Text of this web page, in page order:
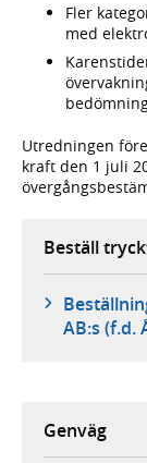
Fler
med
Utredningen
kraft den 1 juli
Beställ
AB:s (f.d.
Genväg